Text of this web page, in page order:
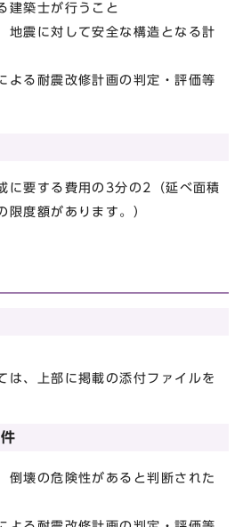
建築士が行うこと
震に対して安全な構造となる計
る耐震改修計画の判定・評価等
要する費用の3分の2（延べ面積
限度額があります。）
、上部に掲載の添付ファイルを
壊の危険性があると判断された